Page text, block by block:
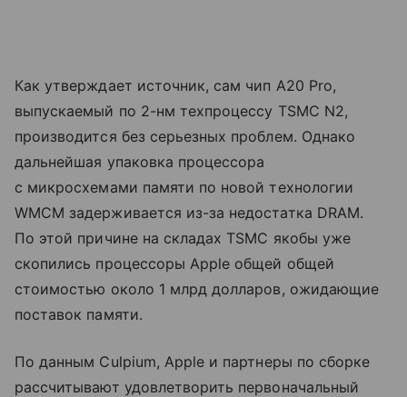
Как утверждает источник, сам чип A20 Pro,
выпускаемый по 2-нм техпроцессу TSMC N2,
производится без серьезных проблем. Однако
дальнейшая упаковка процессора
с микросхемами памяти по новой технологии
WMCM задерживается из-за недостатка DRAM.
По этой причине на складах TSMC якобы уже
скопились процессоры Apple общей общей
стоимостью около 1 млрд долларов, ожидающие
поставок памяти.
По данным Culpium, Apple и партнеры по сборке
рассчитывают удовлетворить первоначальный